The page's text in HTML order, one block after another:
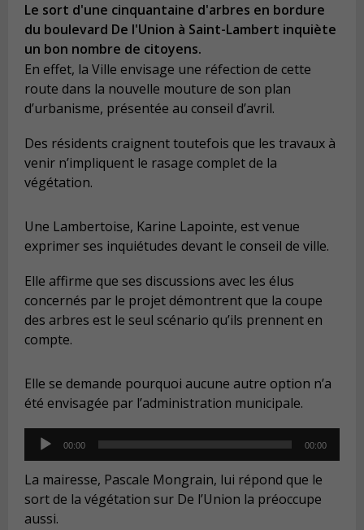
Le sort d'une cinquantaine d'arbres en bordure
du boulevard De l'Union à Saint-Lambert inquiète
un bon nombre de citoyens.
En effet, la Ville envisage une réfection de cette
route dans la nouvelle mouture de son plan
d’urbanisme, présentée au conseil d’avril.
Des résidents craignent toutefois que les travaux à
venir n’impliquent le rasage complet de la
végétation.
Une Lambertoise, Karine Lapointe, est venue
exprimer ses inquiétudes devant le conseil de ville.
Elle affirme que ses discussions avec les élus
concernés par le projet démontrent que la coupe
des arbres est le seul scénario qu’ils prennent en
compte.
Elle se demande pourquoi aucune autre option n’a
été envisagée par l’administration municipale.
Audio
Player
00:00 00:00
La mairesse, Pascale Mongrain, lui répond que le
sort de la végétation sur De l’Union la préoccupe
aussi.